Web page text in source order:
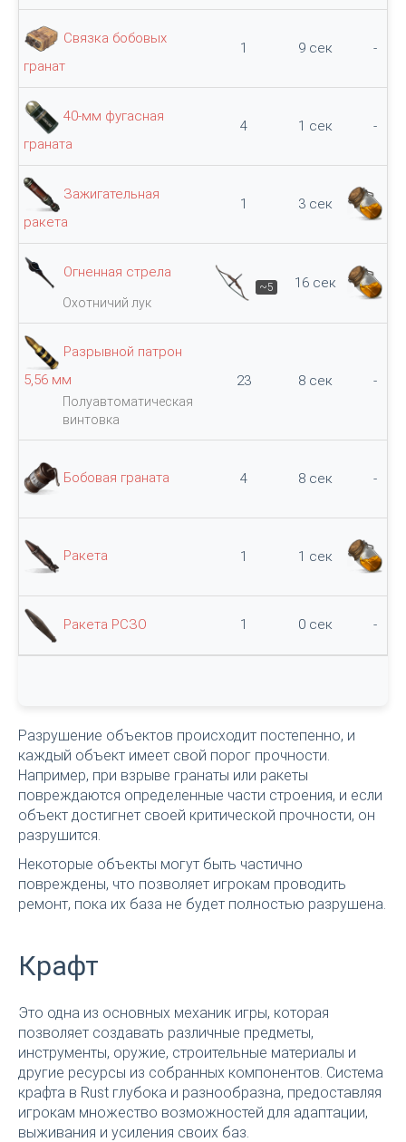
Связка бобовых
гранат
1 9 сек -
40-мм фугасная
граната
4 1 сек -
Зажигательная
ракета
1 3 сек
Огненная стрела
Охотничий лук
~5 16 сек
Разрывной патрон
5,56 мм
Полуавтоматическая
винтовка
23 8 сек -
Бобовая граната 4 8 сек -
Ракета 1 1 сек
Ракета РСЗО 1 0 сек -
Разрушение объектов происходит постепенно, и
каждый объект имеет свой порог прочности.
Например, при взрыве гранаты или ракеты
повреждаются определенные части строения, и если
объект достигнет своей критической прочности, он
разрушится.
Некоторые объекты могут быть частично
повреждены, что позволяет игрокам проводить
ремонт, пока их база не будет полностью разрушена.
Крафт
Это одна из основных механик игры, которая
позволяет создавать различные предметы,
инструменты, оружие, строительные материалы и
другие ресурсы из собранных компонентов. Система
крафта в Rust глубока и разнообразна, предоставляя
игрокам множество возможностей для адаптации,
выживания и усиления своих баз.